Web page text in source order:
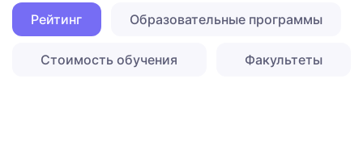
Рейтинг Образовательные программы
Стоимость обучения Факультеты